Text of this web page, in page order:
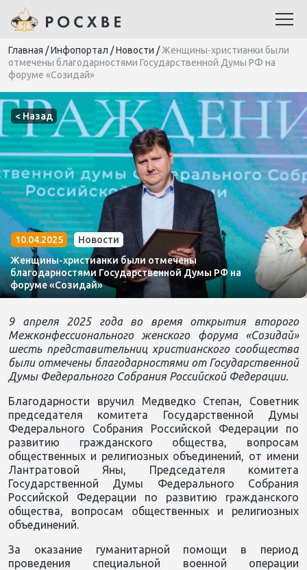
Главная /Инфопортал /Новости /Женщины-христианки были
отмечены благодарностями Государственной Думы РФ на
форуме «Созидай»
< Назад
10.04.2025
Новости
Женщины-христианки были отмечены
благодарностями Государственной Думы РФ на
форуме «Созидай»
9 апреля 2025 года во время открытия второго
Межконфессионального женского форума «Созидай»
шесть представительниц христианского сообщества
были отмечены благодарностями от Государственной
Думы Федерального Собрания Российской Федерации.
Благодарности вручил Медведко Степан, Советник
председателя комитета Государственной Думы
Федерального Собрания Российской Федерации по
развитию гражданского общества, вопросам
общественных и религиозных объединений, от имени
Лантратовой Яны, Председателя комитета
Государственной Думы Федерального Собрания
Российской Федерации по развитию гражданского
общества, вопросам общественных и религиозных
объединений.
За оказание гуманитарной помощи в период
проведения специальной военной операции